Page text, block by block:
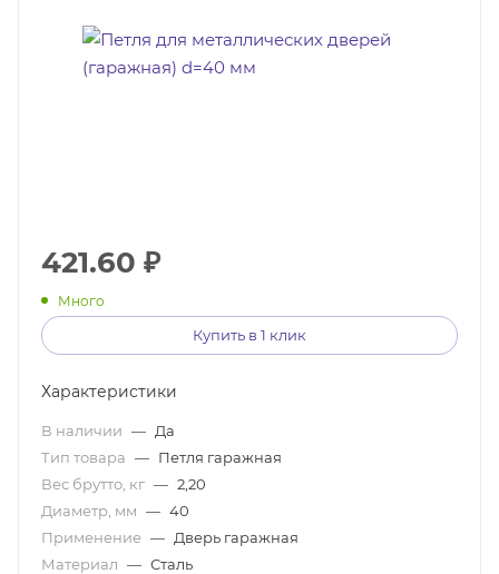
421.60 ₽
Много
Купить в 1 клик
Характеристики
В наличии — Да
Тип товара — Петля гаражная
Вес брутто, кг — 2,20
Диаметр, мм — 40
Применение — Дверь гаражная
Материал — Сталь